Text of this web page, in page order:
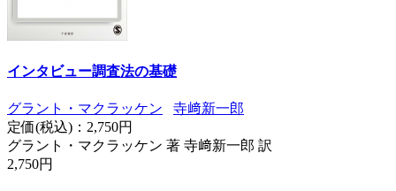
インタビュー調査法の基礎
グラント・マクラッケン
寺﨑新一郎
定価(税込)： 2,750円
グラント・マクラッケン 著 寺﨑新一郎 訳
2,750円